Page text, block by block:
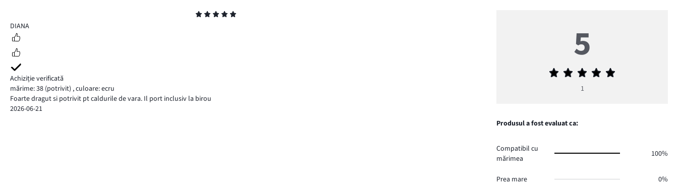
5
DIANA
Achiziție verificată
mărime: 38 (potrivit) ,culoare: ecru
Foarte dragut si potrivit pt caldurile de vara. Il port inclusiv la birou
2026-06-21
5
Evaluarea
5
1
Produsul a fost evaluat ca:
Compatibil cu
mărimea
100%
Prea mare 0%